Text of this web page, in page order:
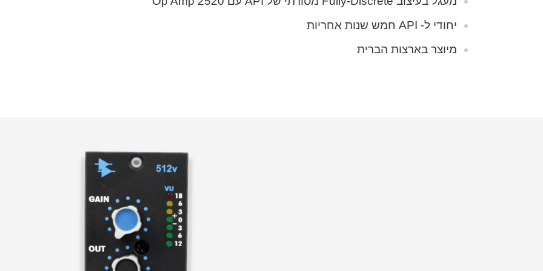
יחודי ל- API חמש שנות אחריות
מיוצר בארצות הברית
הנוכחי
פגישת ההדגמה והיעוץ תיערך בתיאום מראש במתחם שלנו. התקשרו עכשיו או השאירו פרטים וניצור